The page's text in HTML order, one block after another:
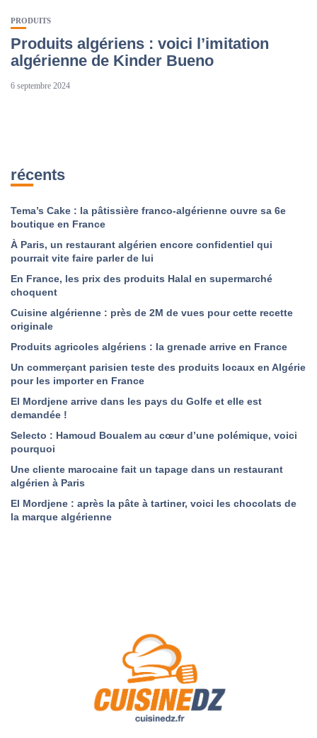
PRODUITS
Produits algériens : voici l’imitation
algérienne de Kinder Bueno
6 septembre 2024
récents
Tema’s Cake : la pâtissière franco-algérienne ouvre sa 6e
boutique en France
À Paris, un restaurant algérien encore confidentiel qui
pourrait vite faire parler de lui
En France, les prix des produits Halal en supermarché
choquent
Cuisine algérienne : près de 2M de vues pour cette recette
originale
Produits agricoles algériens : la grenade arrive en France
Un commerçant parisien teste des produits locaux en Algérie
pour les importer en France
El Mordjene arrive dans les pays du Golfe et elle est
demandée !
Selecto : Hamoud Boualem au cœur d’une polémique, voici
pourquoi
Une cliente marocaine fait un tapage dans un restaurant
algérien à Paris
El Mordjene : après la pâte à tartiner, voici les chocolats de
la marque algérienne